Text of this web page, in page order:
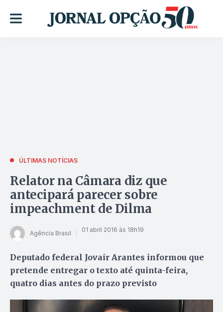
ÚLTIMAS NOTÍCIAS
Relator na Câmara diz que
antecipará parecer sobre
impeachment de Dilma
Agência Brasil 01 abril 2016 às 18h19
Deputado federal Jovair Arantes informou que
pretende entregar o texto até quinta-feira,
quatro dias antes do prazo previsto